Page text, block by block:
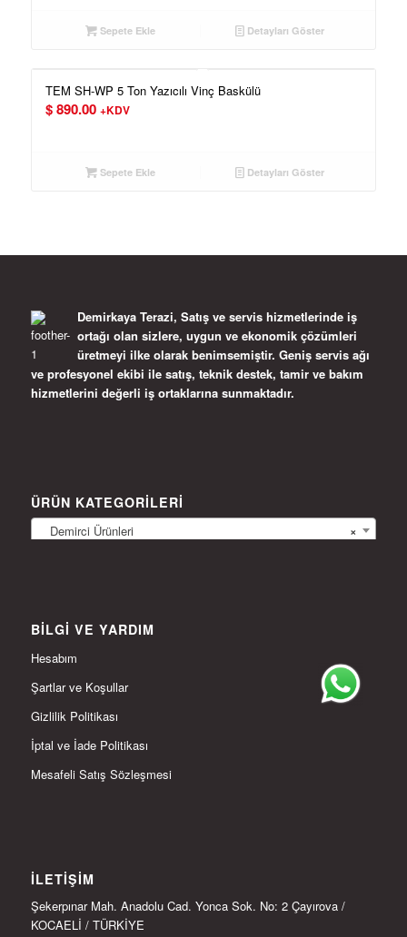
Sepete Ekle Detayları Göster
TEM SH-WP 5 Ton Yazıcılı Vinç Baskülü
$890.00 +KDV
Sepete Ekle Detayları Göster
Demirkaya Terazi, Satış ve servis hizmetlerinde iş
ortağı olan sizlere, uygun ve ekonomik çözümleri
üretmeyi ilke olarak benimsemiştir. Geniş servis ağı
ve profesyonel ekibi ile satış, teknik destek, tamir ve bakım
hizmetlerini değerli iş ortaklarına sunmaktadır.
ÜRÜN KATEGORILERI
×
Demirci Ürünleri
BILGI VE YARDIM
Hesabım
Şartlar ve Koşullar
Gizlilik Politikası
İptal ve İade Politikası
Mesafeli Satış Sözleşmesi
İLETIŞIM
Şekerpınar Mah. Anadolu Cad. Yonca Sok. No: 2 Çayırova /
KOCAELİ / TÜRKİYE